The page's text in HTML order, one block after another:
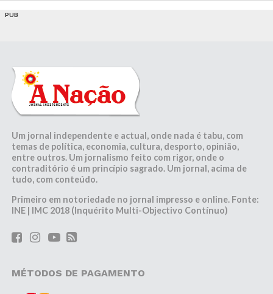
PUB
Um jornal independente e actual, onde nada é tabu, com
temas de política, economia, cultura, desporto, opinião,
entre outros. Um jornalismo feito com rigor, onde o
contraditório é um princípio sagrado. Um jornal, acima de
tudo, com conteúdo.
Primeiro em notoriedade no jornal impresso e online. Fonte:
INE | IMC 2018 (Inquérito Multi-Objectivo Contínuo)
MÉTODOS DE PAGAMENTO